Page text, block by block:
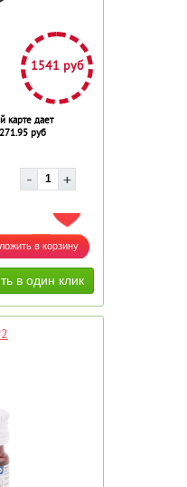
1541 руб
карте дает
руб
ДОБАВИТЬ В ИЗБРАННОЕ